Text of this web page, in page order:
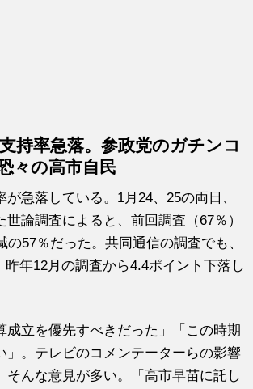
持率急落。参政党のガチンコ
々の高市自民
急落している。1月24、25の両日、
世論調査によると、前回調査（67％）
の57％だった。共同通信の調査でも、
昨年12月の調査から4.4ポイント下落し
成立を優先すべきだった」「この時期
」。テレビのコメンテーターらの影響
そんな意見が多い。「高市早苗に託し